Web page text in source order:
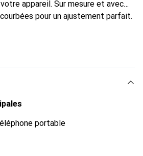
appareil. Sur mesure et avec
pour un ajustement parfait.
Noreve est reconnue
pour le client exigeant.
portable